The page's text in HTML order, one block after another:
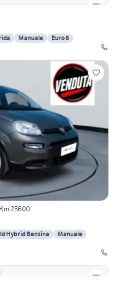
Manuale
Euro 6
25600
Hybrid Benzina
Manuale